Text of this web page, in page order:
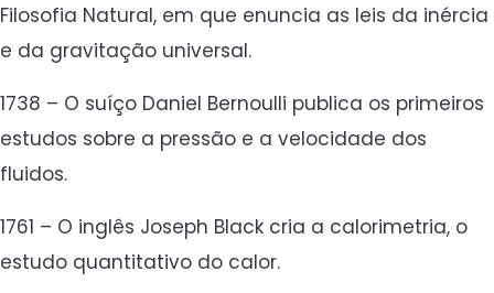
Filosofia Natural, em que enuncia as leis da inércia
e da gravitação universal.
1738 – O suíço Daniel Bernoulli publica os primeiros
estudos sobre a pressão e a velocidade dos
fluidos.
1761 – O inglês Joseph Black cria a calorimetria, o
estudo quantitativo do calor.